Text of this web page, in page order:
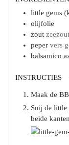
little gems
olijfolie
zout
peper vers
balsamico
INSTRUCTIES
Maak de
Snij de little
beide